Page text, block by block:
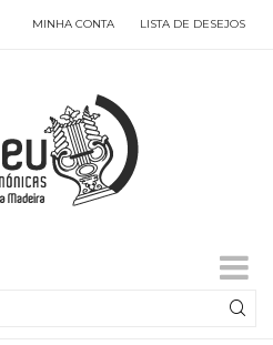
MINHA CONTA LISTA DE DESEJOS